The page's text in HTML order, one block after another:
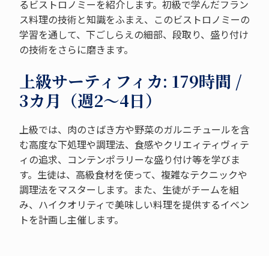
るビストロノミーを紹介します。初級で学んだフラン
ス料理の技術と知識をふまえ、このビストロノミーの
学習を通して、下ごしらえの細部、段取り、盛り付け
の技術をさらに磨きます。
上級サーティフィカ: 179時間 /
3カ月（週2～4日）
上級では、肉のさばき方や野菜のガルニチュールを含
む高度な下処理や調理法、食感やクリエィティヴィテ
ィの追求、コンテンポラリーな盛り付け等を学びま
す。生徒は、高級食材を使って、複雑なテクニックや
調理法をマスターします。また、生徒がチームを組
み、ハイクオリティで美味しい料理を提供するイベン
トを計画し主催します。